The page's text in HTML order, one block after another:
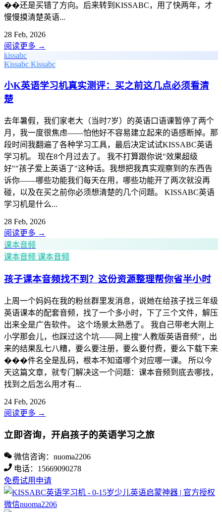
��还是买错了方向。后来转到KISSABC，用了快两年，才
慢慢摸清楚英语...
28 Feb, 2026
阅读更多 →
kissabc
Kissabc Kissabc
小K英语学习机真实测评：买之前这几点必须看清
楚
去年暑假，我们家老大（当时7岁）的英语口语课暂停了两个
月，我一度很焦虑——怕他好不容易建立起来的语感断掉。那
段时间我翻遍了各种学习工具，最后决定试试KISSABC英语
学习机。 现在8个月过去了。 我不打算跟你说"效果超级
好""孩子爱上英语了"这种话。我想把我真实观察到的东西告
诉你——哪些功能我们每天在用，哪些功能开了两次就没再
碰，以及在买之前你必须想清楚的几个问题。 KISSABC英语
学习机是什么...
28 Feb, 2026
阅读更多 →
课本音频
课本音频 课本音频
孩子课本音频找不到？这份资源整理帮你省半小时
上周一个妈妈在我的粉丝群里发消息，说她在给孩子找三年级
英语课本的配套音频，找了一个多小时，下了三个文件，解压
出来全是广告软件。 这个场景太熟悉了。 我自己带老大刚上
小学那会儿，也踩过这个坑——网上搜"人教版英语音频"，出
来的结果乱七八糟，要么要注册，要么要付费，要么下载下来
���件名全是乱码，根本不知道哪个对应哪一课。 所以今
天这篇文章，就专门解决这一个问题：课本音频到底去哪找，
找到之后怎么用才有...
24 Feb, 2026
阅读更多 →
立即咨询，开启孩子的英语学习之旅
微信咨询：nuoma2206
电话：15669090278
免费试用申请